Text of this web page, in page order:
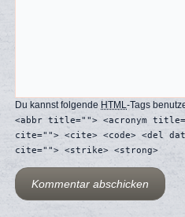
Du kannst folgende HTML-Tags
<abbr title=""> <acronym
cite=""> <cite> <code> <del
cite=""> <strike> <strong>